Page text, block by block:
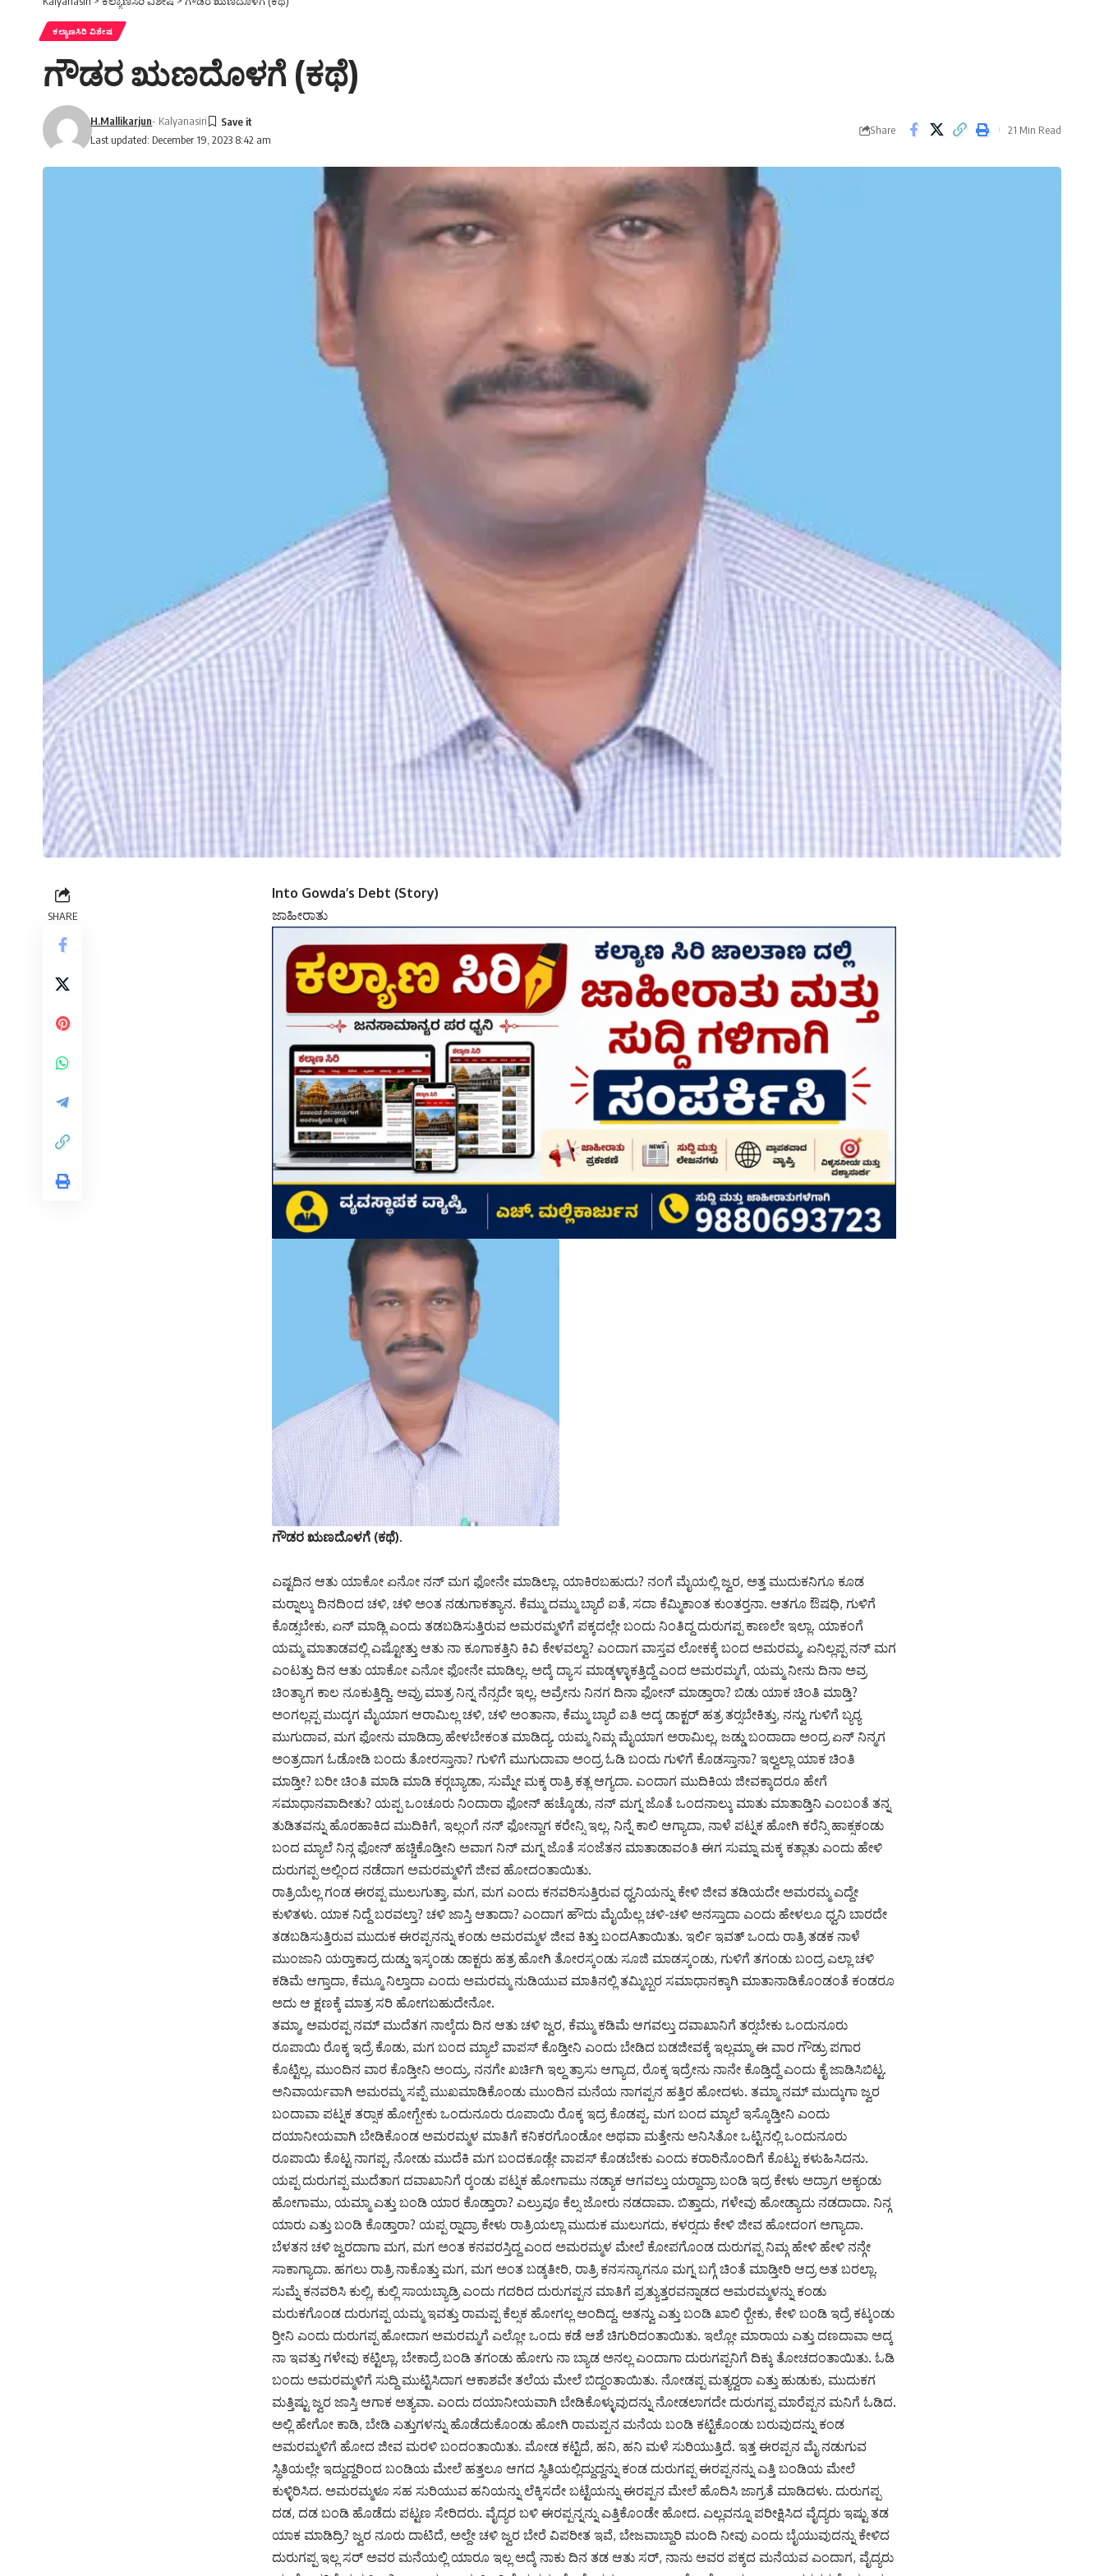
ಕಲ್ಯಾಣಸಿರಿ ವಿಶೇಷ
ಗೌಡರ ಋಣದೊಳಗೆ (ಕಥೆ)
Last updated: December 19, 2023 8:42 am
H.Mallikarjun- Kalyanasiri
Share 21 Min Read
SHARE
Into Gowda’s Debt (Story)
ಜಾಹೀರಾತು
ಗೌಡರ ಋಣದೊಳಗೆ (ಕಥೆ).
ಎಷ್ಟದಿನ ಆತು ಯಾಕೋ ಏನೋ ನನ್ ಮಗ ಫೋನೇ ಮಾಡಿಲ್ಲಾ. ಯಾಕಿರಬಹುದು? ನಂಗೆ ಮೈಯಲ್ಲಿ ಜ್ವರ, ಅತ್ತ ಮುದುಕನಿಗೂ ಕೂಡ
ಮರ‍್ನಾಲ್ಕು ದಿನದಿಂದ ಚಳಿ, ಚಳಿ ಅಂತ ನಡುಗಾಕತ್ಯಾನ. ಕೆಮ್ಮು ದಮ್ಮು ಬ್ಯಾರೆ ಐತೆ, ಸದಾ ಕೆಮ್ಮಿಕಾಂತ ಕುಂತರ‍್ತನಾ. ಆತಗೂ ಔಷಧಿ, ಗುಳಿಗೆ
ಕೊಡ್ಸಬೇಕು, ಏನ್ ಮಾಡ್ಲಿ ಎಂದು ತಡಬಡಿಸುತ್ತಿರುವ ಅಮರಮ್ಮಳಿಗೆ ಪಕ್ಕದಲ್ಲೇ ಬಂದು ನಿಂತಿದ್ದ ದುರುಗಪ್ಪ ಕಾಣಲೇ ಇಲ್ಲಾ. ಯಾಕಂಗೆ
ಯಮ್ಮ ಮಾತಾಡವಲ್ಲಿ ಎಷ್ಟೋತ್ತು ಆತು ನಾ ಕೂಗಾಕತ್ತಿನಿ ಕಿವಿ ಕೇಳವಲ್ವಾ? ಎಂದಾಗ ವಾಸ್ತವ ಲೋಕಕ್ಕೆ ಬಂದ ಅಮರಮ್ಮ, ಏನಿಲ್ಲಪ್ಪ ನನ್ ಮಗ
ಎಂಟತ್ತು ದಿನ ಆತು ಯಾಕೋ ಎನೋ ಫೋನೇ ಮಾಡಿಲ್ಲ. ಅದ್ಕೆ ದ್ಯಾಸ ಮಾಡ್ಕಳ್ಳಾಕತ್ತಿದ್ದೆ ಎಂದ ಅಮರಮ್ಮಗೆ, ಯಮ್ಮ ನೀನು ದಿನಾ ಅವ್ರ
ಚಿಂತ್ಯಾಗ ಕಾಲ ನೂಕುತ್ತಿದ್ದಿ. ಅವ್ರು ಮಾತ್ರ ನಿನ್ನ ನೆನ್ಸದೇ ಇಲ್ಲ. ಅವ್ರೇನು ನಿನಗ ದಿನಾ ಫೋನ್ ಮಾಡ್ತಾರಾ? ಬಿಡು ಯಾಕ ಚಿಂತಿ ಮಾಡ್ತಿ?
ಅಂಗಲ್ಲಪ್ಪ ಮುದ್ಕಗ ಮೈಯಾಗ ಆರಾಮಿಲ್ಲ ಚಳಿ, ಚಳಿ ಅಂತಾನಾ, ಕೆಮ್ಮು ಬ್ಯಾರೆ ಐತಿ ಅದ್ಕ ಡಾಕ್ಟರ್ ಹತ್ರ ತರ‍್ಸಬೇಕಿತ್ತು, ನನ್ವು ಗುಳಿಗೆ ಬ್ಯರ‍್ಯ
ಮುಗುದಾವ, ಮಗ ಫೋನು ಮಾಡಿದ್ರಾ ಹೇಳಬೇಕಂತ ಮಾಡಿದ್ಯ. ಯಮ್ಮ ನಿಮ್ಗ ಮೈಯಾಗ ಅರಾಮಿಲ್ಲ, ಜಡ್ಡು ಬಂದಾದಾ ಅಂದ್ರ ಏನ್ ನಿನ್ಮಗ
ಅಂತ್ರದಾಗ ಓಡೋಡಿ ಬಂದು ತೋರಸ್ತಾನಾ? ಗುಳಿಗೆ ಮುಗುದಾವಾ ಅಂದ್ರ ಓಡಿ ಬಂದು ಗುಳಿಗೆ ಕೊಡಸ್ತಾನಾ? ಇಲ್ವಲ್ಲಾ ಯಾಕ ಚಿಂತಿ
ಮಾಡ್ತೀ? ಬರೀ ಚಿಂತಿ ಮಾಡಿ ಮಾಡಿ ಕರ‍್ಗಬ್ಯಾಡಾ, ಸುಮ್ನೇ ಮಕ್ಕ ರಾತ್ರಿ ಕತ್ಲ ಆಗ್ಯದಾ. ಎಂದಾಗ ಮುದಿಕಿಯ ಜೀವಕ್ಕಾದರೂ ಹೇಗೆ
ಸಮಾಧಾನವಾದೀತು? ಯಪ್ಪ ಒಂಚೂರು ನಿಂದಾರಾ ಫೋನ್ ಹಚ್ಕೊಡು, ನನ್ ಮಗ್ನ ಜೊತೆ ಒಂದನಾಲ್ಕು ಮಾತು ಮಾತಾಡ್ತಿನಿ ಎಂಬಂತೆ ತನ್ನ
ತುಡಿತವನ್ನು ಹೊರಹಾಕಿದ ಮುದಿಕಿಗೆ, ಇಲ್ಲಂಗೆ ನನ್ ಫೋನ್ದಾಗ ಕರೇನ್ಸಿ ಇಲ್ಲ. ನಿನ್ನೆ ಕಾಲಿ ಆಗ್ಯಾದಾ, ನಾಳೆ ಪಟ್ನಕ ಹೋಗಿ ಕರೆನ್ಸಿ ಹಾಕ್ಸಕಂಡು
ಬಂದ ಮ್ಯಾಲೆ ನಿನ್ಗ ಫೋನ್ ಹಚ್ಚಿಕೊಡ್ತೀನಿ ಅವಾಗ ನಿನ್ ಮಗ್ನ ಜೊತೆ ಸಂಜೆತನ ಮಾತಾಡಾವಂತಿ ಈಗ ಸುಮ್ನಾ ಮಕ್ಕ ಕತ್ಲಾತು ಎಂದು ಹೇಳಿ
ದುರುಗಪ್ಪ ಅಲ್ಲಿಂದ ನಡೆದಾಗ ಅಮರಮ್ಮಳಿಗೆ ಜೀವ ಹೋದಂತಾಯಿತು.
ರಾತ್ರಿಯೆಲ್ಲ ಗಂಡ ಈರಪ್ಪ ಮುಲುಗುತ್ತಾ, ಮಗ, ಮಗ ಎಂದು ಕನವರಿಸುತ್ತಿರುವ ಧ್ವನಿಯನ್ನು ಕೇಳಿ ಜೀವ ತಡಿಯದೇ ಅಮರಮ್ಮ ಎದ್ದೇ
ಕುಳಿತಳು. ಯಾಕ ನಿದ್ದೆ ಬರವಲ್ತಾ? ಚಳಿ ಜಾಸ್ತಿ ಆತಾದಾ? ಎಂದಾಗ ಹೌದು ಮೈಯೆಲ್ಲ ಚಳಿ-ಚಳಿ ಅನಸ್ತಾದಾ ಎಂದು ಹೇಳಲೂ ಧ್ವನಿ ಬಾರದೇ
ತಡಬಡಿಸುತ್ತಿರುವ ಮುದುಕ ಈರಪ್ಪನನ್ನು ಕಂಡು ಅಮರಮ್ಮಳ ಜೀವ ಕಿತ್ತು ಬಂದAತಾಯಿತು. ಇರ್ಲಿ ಇವತ್ ಒಂದು ರಾತ್ರಿ ತಡಕ ನಾಳೆ
ಮುಂಜಾನಿ ಯರ‍್ತಾಕಾದ್ರ ದುಡ್ಡು ಇಸ್ಕಂಡು ಡಾಕ್ಟರು ಹತ್ರ ಹೋಗಿ ತೋರಸ್ಕಂಡು ಸೂಜಿ ಮಾಡಸ್ಕಂಡು, ಗುಳಿಗೆ ತಗಂಡು ಬಂದ್ರ ಎಲ್ಲಾ ಚಳಿ
ಕಡಿಮೆ ಆಗ್ತಾದಾ, ಕೆಮ್ಮೂ ನಿಲ್ತಾದಾ ಎಂದು ಅಮರಮ್ಮ ನುಡಿಯುವ ಮಾತಿನಲ್ಲಿ ತಮ್ಮಿಬ್ಬರ ಸಮಾಧಾನಕ್ಕಾಗಿ ಮಾತಾನಾಡಿಕೊಂಡಂತೆ ಕಂಡರೂ
ಅದು ಆ ಕ್ಷಣಕ್ಕೆ ಮಾತ್ರ ಸರಿ ಹೋಗಬಹುದೇನೋ.
ತಮ್ಮಾ, ಅಮರಪ್ಪ ನಮ್ ಮುದೆತಗ ನಾಲ್ಕೆದು ದಿನ ಆತು ಚಳಿ ಜ್ವರ, ಕೆಮ್ಮು ಕಡಿಮೆ ಆಗವಲ್ತು ದವಾಖಾನಿಗೆ ತರ‍್ಸಬೇಕು ಒಂದುನೂರು
ರೂಪಾಯಿ ರೊಕ್ಕ ಇದ್ರೆ ಕೊಡು, ಮಗ ಬಂದ ಮ್ಯಾಲೆ ವಾಪಸ್ ಕೊಡ್ತೀನಿ ಎಂದು ಬೇಡಿದ ಬಡಜೀವಕ್ಕೆ ಇಲ್ಲಮ್ಮಾ ಈ ವಾರ ಗೌಡ್ರು ಪಗಾರ
ಕೊಟ್ಟಿಲ್ಲ, ಮುಂದಿನ ವಾರ ಕೊಡ್ತೀನಿ ಅಂದ್ರು, ನನಗೇ ಖರ್ಚಿಗಿ ಇಲ್ದ ತ್ರಾಸು ಆಗ್ಯಾದ, ರೊಕ್ಕ ಇದ್ರೇನು ನಾನೇ ಕೊಡ್ತಿದ್ದೆ ಎಂದು ಕೈ ಜಾಡಿಸಿಬಿಟ್ಟ.
ಅನಿವಾರ್ಯವಾಗಿ ಅಮರಮ್ಮ ಸಪ್ಪೆ ಮುಖಮಾಡಿಕೊಂಡು ಮುಂದಿನ ಮನೆಯ ನಾಗಪ್ಪನ ಹತ್ತಿರ ಹೋದಳು. ತಮ್ಮಾ ನಮ್ ಮುದ್ಕುಗಾ ಜ್ವರ
ಬಂದಾವಾ ಪಟ್ನಕ ತರ‍್ಸಾಕ ಹೋಗ್ಬೇಕು ಒಂದುನೂರು ರೂಪಾಯಿ ರೊಕ್ಕ ಇದ್ರ ಕೊಡಪ್ಪ. ಮಗ ಬಂದ ಮ್ಯಾಲೆ ಇಸ್ಕೊಡ್ತೀನಿ ಎಂದು
ದಯಾನೀಯವಾಗಿ ಬೇಡಿಕೊಂಡ ಅಮರಮ್ಮಳ ಮಾತಿಗೆ ಕನಿಕರಗೊಂಡೋ ಅಥವಾ ಮತ್ತೇನು ಅನಿಸಿತೋ ಒಟ್ಟಿನಲ್ಲಿ ಒಂದುನೂರು
ರೂಪಾಯಿ ಕೊಟ್ಟ ನಾಗಪ್ಪ, ನೋಡು ಮುದೆಕಿ ಮಗ ಬಂದಕೂಡ್ಲೇ ವಾಪಸ್ ಕೊಡಬೇಕು ಎಂದು ಕರಾರಿನೊಂದಿಗೆ ಕೊಟ್ಟು ಕಳುಹಿಸಿದನು.
ಯಪ್ಪ ದುರುಗಪ್ಪ ಮುದೆತಾಗ ದವಾಖಾನಿಗೆ ರ‍್ಕಂಡು ಪಟ್ನಕ ಹೋಗಾಮು ನಡ್ಯಾಕ ಆಗವಲ್ತು ಯರ‍್ದಾದ್ರಾ ಬಂಡಿ ಇದ್ರ ಕೇಳು ಅದ್ರಾಗ ಅಕ್ಯಂಡು
ಹೋಗಾಮು, ಯಮ್ಮಾ ಎತ್ತು ಬಂಡಿ ಯಾರ ಕೊಡ್ತಾರಾ? ಎಲ್ರುವೂ ಕೆಲ್ಸ ಜೋರು ನಡದಾವಾ. ಬಿತ್ತಾದು, ಗಳೇವು ಹೋಡ್ಯಾದು ನಡದಾದಾ. ನಿನ್ಗ
ಯಾರು ಎತ್ತು ಬಂಡಿ ಕೊಡ್ತಾರಾ? ಯಪ್ಪ ರ‍್ನಾದ್ರಾ ಕೇಳು ರಾತ್ರಿಯಲ್ಲಾ ಮುದುಕ ಮುಲುಗದು, ಕಳರ‍್ಸದು ಕೇಳಿ ಜೀವ ಹೋದಂಗ ಅಗ್ಯಾದಾ.
ಬೆಳತನ ಚಳಿ ಜ್ವರದಾಗಾ ಮಗ, ಮಗ ಅಂತ ಕನವರಸ್ತಿದ್ದ ಎಂದ ಅಮರಮ್ಮಳ ಮೇಲೆ ಕೋಪಗೊಂಡ ದುರುಗಪ್ಪ ನಿಮ್ಗ ಹೇಳಿ ಹೇಳಿ ನನ್ಗೇ
ಸಾಕಾಗ್ಯಾದಾ. ಹಗಲು ರಾತ್ರಿ ನಾಕೊತ್ತು ಮಗ, ಮಗ ಅಂತ ಬಡ್ಕತೀರಿ, ರಾತ್ರಿ ಕನಸನ್ಯಾಗನೂ ಮಗ್ನ ಬಗ್ಗೆ ಚಿಂತೆ ಮಾಡ್ತೀರಿ ಆದ್ರ ಅತ ಬರಲ್ಲಾ.
ಸುಮ್ನೆ ಕನವರಿಸಿ ಕುಲ್ಲಿ, ಕುಲ್ಲಿ ಸಾಯಬ್ಯಾಡ್ರಿ ಎಂದು ಗದರಿದ ದುರುಗಪ್ಪನ ಮಾತಿಗೆ ಪ್ರತ್ಯುತ್ತರವನ್ನಾಡದ ಅಮರಮ್ಮಳನ್ನು ಕಂಡು
ಮರುಕಗೊಂಡ ದುರುಗಪ್ಪ ಯಮ್ಮ ಇವತ್ತು ರಾಮಪ್ಪ ಕೆಲ್ಸಕ ಹೋಗಲ್ಲ ಅಂದಿದ್ದ. ಅತನ್ವು ಎತ್ತು ಬಂಡಿ ಖಾಲಿ ರ‍್ಬೇಕು, ಕೇಳಿ ಬಂಡಿ ಇದ್ರೆ ಕಟ್ಕಂಡು
ರ‍್ತೀನಿ ಎಂದು ದುರುಗಪ್ಪ ಹೋದಾಗ ಅಮರಮ್ಮಗೆ ಎಲ್ಲೋ ಒಂದು ಕಡೆ ಆಶೆ ಚಿಗುರಿದಂತಾಯಿತು. ಇಲ್ಲೋ ಮಾರಾಯ ಎತ್ತು ದಣದಾವಾ ಅದ್ಕ
ನಾ ಇವತ್ತು ಗಳೇವು ಕಟ್ಟಿಲ್ಲಾ, ಬೇಕಾದ್ರೆ ಬಂಡಿ ತಗಂಡು ಹೋಗು ನಾ ಬ್ಯಾಡ ಅನಲ್ಲ ಎಂದಾಗಾ ದುರುಗಪ್ಪನಿಗೆ ದಿಕ್ಕು ತೋಚದಂತಾಯಿತು. ಓಡಿ
ಬಂದು ಅಮರಮ್ಮಳಿಗೆ ಸುದ್ದಿ ಮುಟ್ಟಿಸಿದಾಗ ಆಕಾಶವೇ ತಲೆಯ ಮೇಲೆ ಬಿದ್ದಂತಾಯಿತು. ನೋಡಪ್ಪ ಮತ್ಯರ‍್ವರಾ ಎತ್ತು ಹುಡುಕು, ಮುದುಕಗ
ಮತ್ತಿಷ್ಟು ಜ್ವರ ಜಾಸ್ತಿ ಆಗಾಕ ಅತ್ಯವಾ. ಎಂದು ದಯಾನೀಯವಾಗಿ ಬೇಡಿಕೊಳ್ಳುವುದನ್ನು ನೋಡಲಾಗದೇ ದುರುಗಪ್ಪ ಮಾರೆಪ್ಪನ ಮನಿಗೆ ಓಡಿದ.
ಅಲ್ಲಿ ಹೇಗೋ ಕಾಡಿ, ಬೇಡಿ ಎತ್ತುಗಳನ್ನು ಹೊಡೆದುಕೊಂಡು ಹೋಗಿ ರಾಮಪ್ಪನ ಮನೆಯ ಬಂಡಿ ಕಟ್ಟಿಕೊಂಡು ಬರುವುದನ್ನು ಕಂಡ
ಅಮರಮ್ಮಳಿಗೆ ಹೋದ ಜೀವ ಮರಳಿ ಬಂದಂತಾಯಿತು. ಮೋಡ ಕಟ್ಟಿದೆ, ಹನಿ, ಹನಿ ಮಳೆ ಸುರಿಯುತ್ತಿದೆ. ಇತ್ತ ಈರಪ್ಪನ ಮೈ ನಡುಗುವ
ಸ್ಥಿತಿಯಲ್ಲೇ ಇದ್ದುದ್ದರಿಂದ ಬಂಡಿಯ ಮೇಲೆ ಹತ್ತಲೂ ಆಗದ ಸ್ಥಿತಿಯಲ್ಲಿದ್ದುದ್ದನ್ನು ಕಂಡ ದುರುಗಪ್ಪ ಈರಪ್ಪನನ್ನು ಎತ್ತಿ ಬಂಡಿಯ ಮೇಲೆ
ಕುಳ್ಳಿರಿಸಿದ. ಅಮರಮ್ಮಳೂ ಸಹ ಸುರಿಯುವ ಹನಿಯನ್ನು ಲೆಕ್ಕಿಸದೇ ಬಟ್ಟೆಯನ್ನು ಈರಪ್ಪನ ಮೇಲೆ ಹೊದಿಸಿ ಜಾಗ್ರತೆ ಮಾಡಿದಳು. ದುರುಗಪ್ಪ
ದಡ, ದಡ ಬಂಡಿ ಹೊಡೆದು ಪಟ್ಟಣ ಸೇರಿದರು. ವೈದ್ಯರ ಬಳಿ ಈರಪ್ಪನ್ನನ್ನು ಎತ್ತಿಕೊಂಡೇ ಹೋದ. ಎಲ್ಲವನ್ನೂ ಪರೀಕ್ಷಿಸಿದ ವೈದ್ಯರು ಇಷ್ಟು ತಡ
ಯಾಕ ಮಾಡಿದ್ರಿ? ಜ್ವರ ನೂರು ದಾಟಿದೆ, ಅಲ್ದೇ ಚಳಿ ಜ್ವರ ಬೇರೆ ವಿಪರೀತ ಇವೆ, ಬೇಜವಾಬ್ದಾರಿ ಮಂದಿ ನೀವು ಎಂದು ಬೈಯುವುದನ್ನು ಕೇಳಿದ
ದುರುಗಪ್ಪ ಇಲ್ಲ ಸರ್ ಅವರ ಮನೆಯಲ್ಲಿ ಯಾರೂ ಇಲ್ಲ ಅದ್ಕೆ ನಾಕು ದಿನ ತಡ ಆತು ಸರ್, ನಾನು ಅವರ ಪಕ್ಕದ ಮನೆಯವ ಎಂದಾಗ, ವೈದ್ಯರು